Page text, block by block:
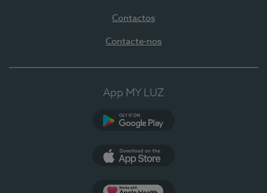
Contactos
Contacte-nos
App MY LUZ